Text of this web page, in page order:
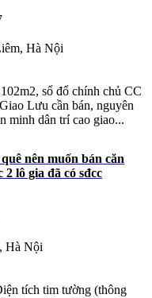
Hà Nội
sổ đổ chính chủ CC
Lưu cần bán, nguyên
minh dân trí cao giao...
nên muốn bán căn
2 lô gia đã có sđcc
Hà Nội
tích tim tường (thông